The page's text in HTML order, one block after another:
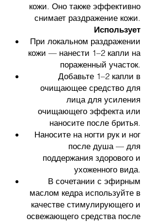
кожи. Оно также эффективно
снимает раздражение кожи.
Использует
При локальном раздражении
кожи — нанести 1–2 капли на
пораженный участок.
Добавьте 1–2 капли в
очищающее средство для
лица для усиления
очищающего эффекта или
наносите после бритья.
Наносите на ногти рук и ног
после душа — для
поддержания здорового и
ухоженного вида.
В сочетании с эфирным
маслом кедра используйте в
качестве стимулирующего и
освежающего средства после